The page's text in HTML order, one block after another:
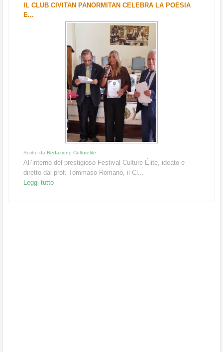
IL CLUB CIVITAN PANORMITAN CELEBRA LA POESIA
E...
Scritto da Redazione Culturelite
All’interno del prestigioso Festival Culture Élite, ideato e
diretto dal prof. Tommaso Romano, il Cl...
Leggi tutto